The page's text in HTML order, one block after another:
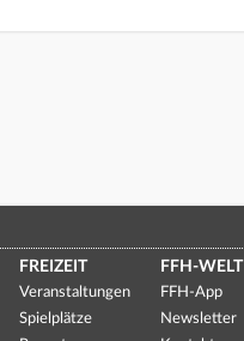
FREIZEIT
Veranstaltungen
Spielplätze
FFH-WELT
FFH-App
Newsletter